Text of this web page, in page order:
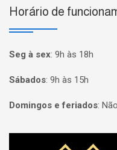
Horário de
Seg à sex: 9h às 18h
Sábados: 9h às 15h
Domingos e feriados:
Página inicial